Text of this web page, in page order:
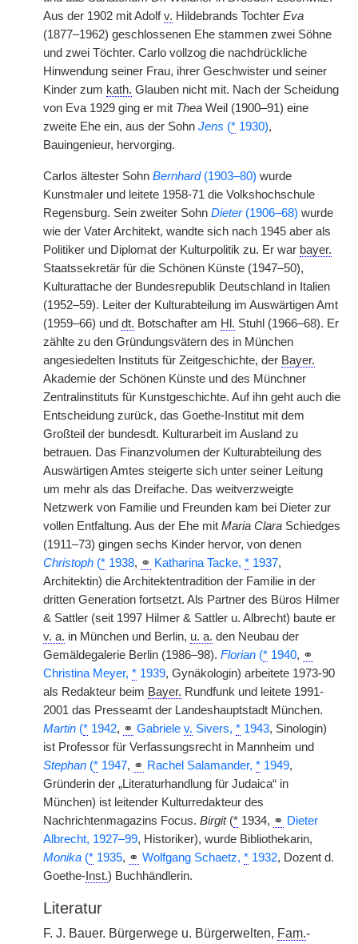
Aus der 1902 mit Adolfv. Hildebrands Tochter Eva
(1877–1962) geschlossenen Ehe stammen zwei Söhne
und zwei Töchter. Carlo vollzog die nachdrückliche
Hinwendung seiner Frau, ihrer Geschwister und seiner
Kinder zum kath. Glauben nicht mit. Nach der Scheidung
von Eva 1929 ging er mit Thea Weil (1900–91) eine
zweite Ehe ein, aus der Sohn Jens (* 1930),
Bauingenieur, hervorging.
Carlos ältester Sohn Bernhard(1903–80) wurde
Kunstmaler und leitete 1958-71 die Volkshochschule
Regensburg. Sein zweiter Sohn Dieter(1906–68) wurde
wie der Vater Architekt, wandte sich nach 1945 aber als
Politiker und Diplomat der Kulturpolitik zu. Er war bayer.
Staatssekretär für die Schönen Künste (1947–50),
Kulturattache der Bundesrepublik Deutschland in Italien
(1952–59). Leiter der Kulturabteilung im Auswärtigen Amt
(1959–66) und dt. Botschafter am Hl. Stuhl (1966–68). Er
zählte zu den Gründungsvätern des in München
angesiedelten Instituts für Zeitgeschichte, der Bayer.
Akademie der Schönen Künste und des Münchner
Zentralinstituts für Kunstgeschichte. Auf ihn geht auch die
Entscheidung zurück, das Goethe-Institut mit dem
Großteil der bundesdt. Kulturarbeit im Ausland zu
betrauen. Das Finanzvolumen der Kulturabteilung des
Auswärtigen Amtes steigerte sich unter seiner Leitung
um mehr als das Dreifache. Das weitverzweigte
Netzwerk von Familie und Freunden kam bei Dieter zur
vollen Entfaltung. Aus der Ehe mit Maria Clara Schiedges
(1911–73) gingen sechs Kinder hervor, von denen
Christoph (* 1938, ⚭ Katharina Tacke, * 1937,
Architektin) die Architektentradition der Familie in der
dritten Generation fortsetzt. Als Partner des Büros Hilmer
& Sattler (seit 1997 Hilmer & Sattler u. Albrecht) baute er
v. a. in München und Berlin, u. a. den Neubau der
Gemäldegalerie Berlin (1986–98). Florian (* 1940, ⚭
Christina Meyer, * 1939, Gynäkologin) arbeitete 1973-90
als Redakteur beim Bayer. Rundfunk und leitete 1991-
2001 das Presseamt der Landeshauptstadt München.
Martin (* 1942, ⚭ Gabriele v. Sivers, * 1943, Sinologin)
ist Professor für Verfassungsrecht in Mannheim und
Stephan (* 1947, ⚭ Rachel Salamander, * 1949,
Gründerin der „Literaturhandlung für Judaica“ in
München) ist leitender Kulturredakteur des
Nachrichtenmagazins Focus. Birgit(* 1934, ⚭ Dieter
Albrecht, 1927–99, Historiker), wurde Bibliothekarin,
Monika (* 1935, ⚭ Wolfgang Schaetz, * 1932, Dozent d.
Goethe- Inst.) Buchhändlerin.
Literatur
F. J. Bauer. Bürgerwege u. Bürgerwelten, Fam.-